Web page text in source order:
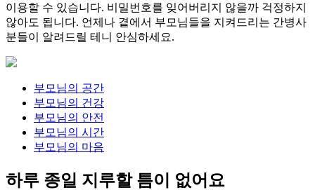
이용할 수 있습니다. 비밀번호를 잊어버리지 않을까 걱정하지
않아도 됩니다. 언제나 곁에서 부모님들을 지켜드리는 간병사
분들이 알려드릴 테니 안심하세요.
부모님의 공간
부모님의 건강
부모님의 안전
부모님의 시간
부모님의 마음
하루 종일 지루할 틈이 없어요